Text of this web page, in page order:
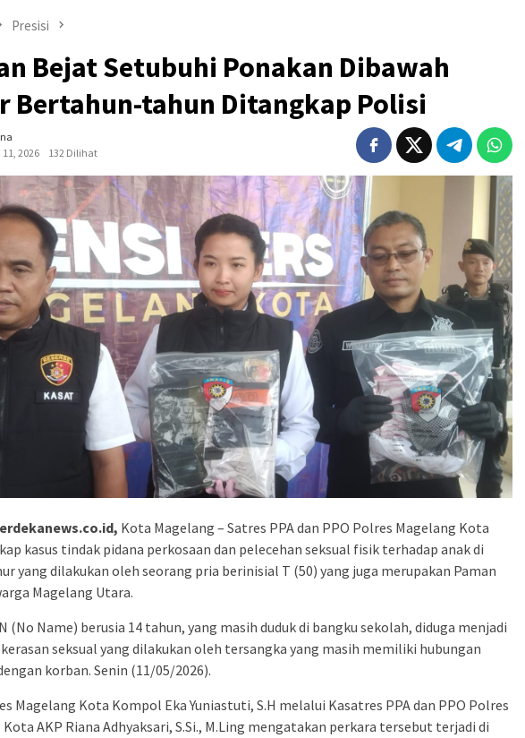
Presisi
Bejat Setubuhi Ponakan Dibawah
Bertahun-tahun Ditangkap Polisi
11, 2026
132 Dilihat
Kota Magelang – Satres PPA dan PPO Polres Magelang Kota
kasus tindak pidana perkosaan dan pelecehan seksual fisik terhadap anak di
yang dilakukan oleh seorang pria berinisial T (50) yang juga merupakan Paman
Magelang Utara.
(No Name) berusia 14 tahun, yang masih duduk di bangku sekolah, diduga menjadi
seksual yang dilakukan oleh tersangka yang masih memiliki hubungan
korban. Senin (11/05/2026).
Magelang Kota Kompol Eka Yuniastuti, S.H melalui Kasatres PPA dan PPO Polres
AKP Riana Adhyaksari, S.Si., M.Ling mengatakan perkara tersebut terjadi di